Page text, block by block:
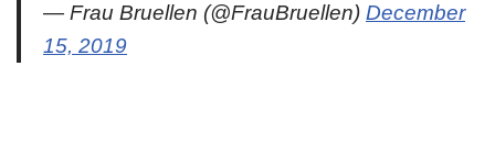
— Frau Bruellen (@FrauBruellen) December
15, 2019